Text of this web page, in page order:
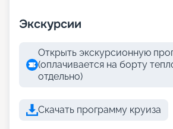
Экскурсии
Открыть экскурсионную
(оплачивается на борту
отдельно)
Скачать программу круиза